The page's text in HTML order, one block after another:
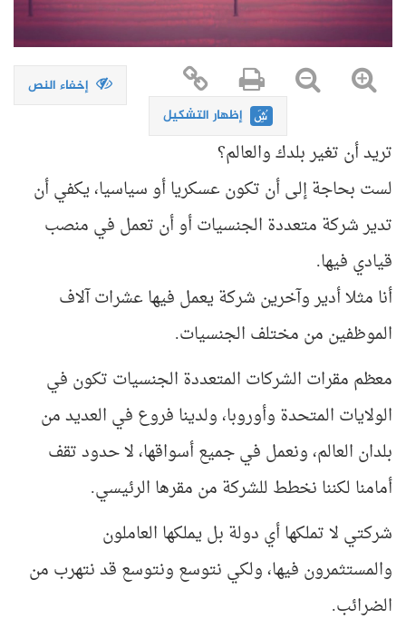
إخفاء النص
إظهار التشكيل
تريد أن تغير بلدك والعالم؟
لست بحاجة إلى أن تكون عسكريا أو سياسيا، يكفي أن
تدير شركة متعددة الجنسيات أو أن تعمل في منصب
قيادي فيها.
أنا مثلا أدير وآخرين شركة يعمل فيها عشرات آلاف
الموظفين من مختلف الجنسيات.
معظم مقرات الشركات المتعددة الجنسيات تكون في
الولايات المتحدة وأوروبا، ولدينا فروع في العديد من
بلدان العالم، ونعمل في جميع أسواقها، لا حدود تقف
أمامنا لكننا نخطط للشركة من مقرها الرئيسي.
شركتي لا تملكها أي دولة بل يملكها العاملون
والمستثمرون فيها، ولكي نتوسع ونتوسع قد نتهرب من
الضرائب.